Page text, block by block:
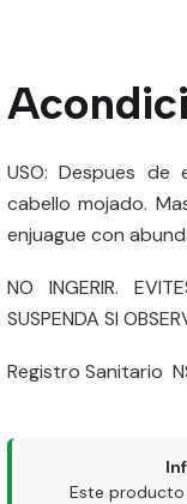
USO: Despues de
cabello mojado.
enjuague con
NO INGERIR.
SUSPENDA SI
Registro Sanitario
Este producto